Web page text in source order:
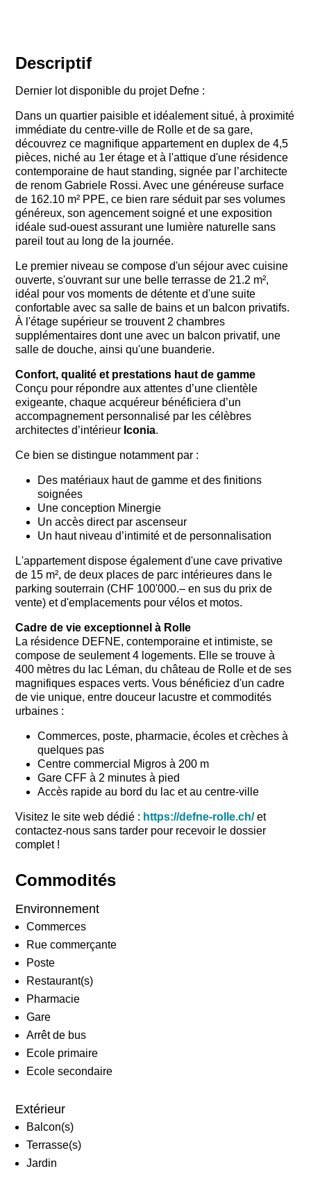
Descriptif
Dernier lot disponible du projet Defne :
Dans un quartier paisible et idéalement situé, à proximité
immédiate du centre-ville de Rolle et de sa gare,
découvrez ce magnifique appartement en duplex de 4,5
pièces, niché au 1er étage et à l'attique d'une résidence
contemporaine de haut standing, signée par l’architecte
de renom Gabriele Rossi. Avec une généreuse surface
de 162.10 m² PPE, ce bien rare séduit par ses volumes
généreux, son agencement soigné et une exposition
idéale sud-ouest assurant une lumière naturelle sans
pareil tout au long de la journée.
Le premier niveau se compose d'un séjour avec cuisine
ouverte, s'ouvrant sur une belle terrasse de 21.2 m²,
idéal pour vos moments de détente et d'une suite
confortable avec sa salle de bains et un balcon privatifs.
À l'étage supérieur se trouvent 2 chambres
supplémentaires dont une avec un balcon privatif, une
salle de douche, ainsi qu'une buanderie.
Confort, qualité et prestations haut de gamme
Conçu pour répondre aux attentes d’une clientèle
exigeante, chaque acquéreur bénéficiera d’un
accompagnement personnalisé par les célèbres
architectes d’intérieur Iconia.
Ce bien se distingue notamment par :
Des matériaux haut de gamme et des finitions
soignées
Une conception Minergie
Un accès direct par ascenseur
Un haut niveau d’intimité et de personnalisation
L'appartement dispose également d'une cave privative
de 15 m², de deux places de parc intérieures dans le
parking souterrain (CHF 100'000.– en sus du prix de
vente) et d'emplacements pour vélos et motos.
Cadre de vie exceptionnel à Rolle
La résidence DEFNE, contemporaine et intimiste, se
compose de seulement 4 logements. Elle se trouve à
400 mètres du lac Léman, du château de Rolle et de ses
magnifiques espaces verts. Vous bénéficiez d'un cadre
de vie unique, entre douceur lacustre et commodités
urbaines :
Commerces, poste, pharmacie, écoles et crèches à
quelques pas
Centre commercial Migros à 200 m
Gare CFF à 2 minutes à pied
Accès rapide au bord du lac et au centre-ville
Visitez le site web dédié : https://defne-rolle.ch/ et
contactez-nous sans tarder pour recevoir le dossier
complet !
Commodités
Environnement
Commerces
Rue commerçante
Poste
Restaurant(s)
Pharmacie
Gare
Arrêt de bus
Ecole primaire
Ecole secondaire
Extérieur
Balcon(s)
Terrasse(s)
Jardin